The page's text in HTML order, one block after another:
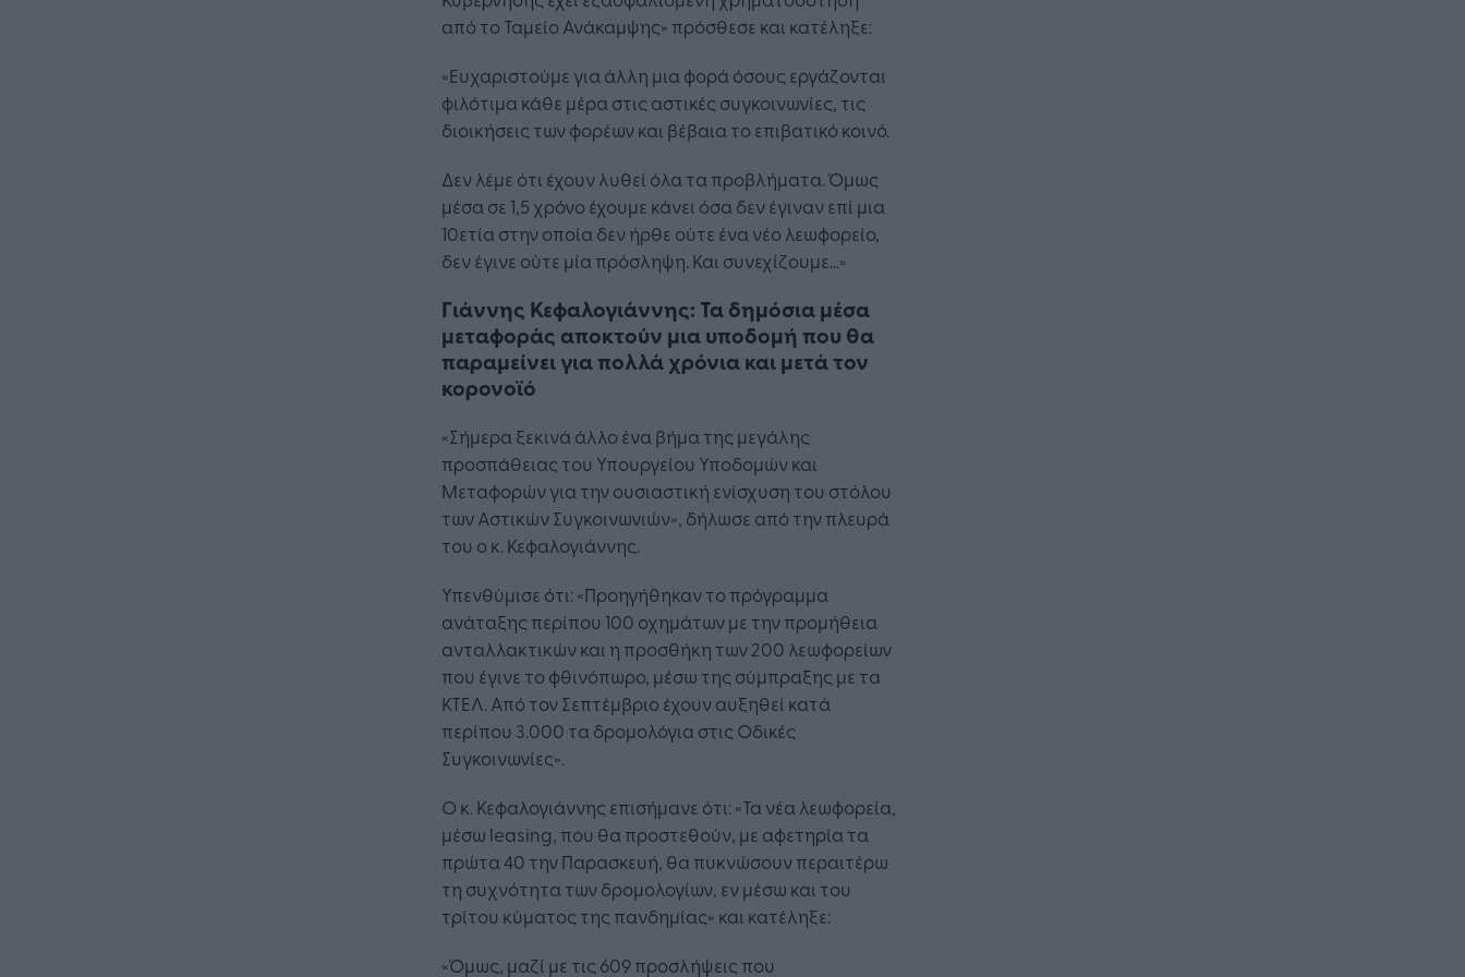
από το Ταμείο Ανάκαμψης» πρόσθεσε και κατέληξε:
«Ευχαριστούμε για άλλη μια φορά όσους εργάζονται
φιλότιμα κάθε μέρα στις αστικές συγκοινωνίες, τις
διοικήσεις των φορέων και βέβαια το επιβατικό κοινό.
Δεν λέμε ότι έχουν λυθεί όλα τα προβλήματα. Όμως
μέσα σε 1,5 χρόνο έχουμε κάνει όσα δεν έγιναν επί μια
10ετία στην οποία δεν ήρθε ούτε ένα νέο λεωφορείο,
δεν έγινε ούτε μία πρόσληψη. Και συνεχίζουμε…»
Γιάννης Κεφαλογιάννης: Τα δημόσια μέσα
μεταφοράς αποκτούν μια υποδομή που θα
παραμείνει για πολλά χρόνια και μετά τον
κορονοϊό
«Σήμερα ξεκινά άλλο ένα βήμα της μεγάλης
προσπάθειας του Υπουργείου Υποδομών και
Μεταφορών για την ουσιαστική ενίσχυση του στόλου
των Αστικών Συγκοινωνιών», δήλωσε από την πλευρά
του ο κ. Κεφαλογιάννης.
Υπενθύμισε ότι: «Προηγήθηκαν το πρόγραμμα
ανάταξης περίπου 100 οχημάτων με την προμήθεια
ανταλλακτικών και η προσθήκη των 200 λεωφορείων
που έγινε το φθινόπωρο, μέσω της σύμπραξης με τα
ΚΤΕΛ. Από τον Σεπτέμβριο έχουν αυξηθεί κατά
περίπου 3.000 τα δρομολόγια στις Οδικές
Συγκοινωνίες».
Ο κ. Κεφαλογιάννης επισήμανε ότι: «Τα νέα λεωφορεία,
μέσω leasing, που θα προστεθούν, με αφετηρία τα
πρώτα 40 την Παρασκευή, θα πυκνώσουν περαιτέρω
τη συχνότητα των δρομολογίων, εν μέσω και του
τρίτου κύματος της πανδημίας» και κατέληξε:
«Όμως, μαζί με τις 609 προσλήψεις που